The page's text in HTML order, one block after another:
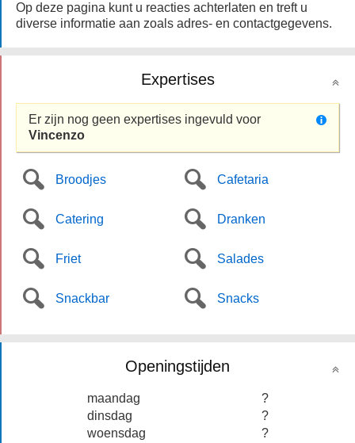
Op deze pagina kunt u reacties achterlaten en treft u
diverse informatie aan zoals adres- en contactgegevens.
Expertises
Er zijn nog geen expertises ingevuld voor
Vincenzo
Broodjes Cafetaria
Catering Dranken
Friet Salades
Snackbar Snacks
Openingstijden
maandag
?
dinsdag
?
woensdag
?